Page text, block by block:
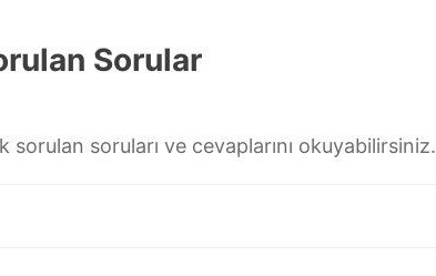
Sorular
soruları ve cevaplarını okuyabilirsiniz.